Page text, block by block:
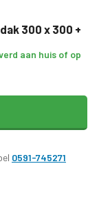
300 x 300 +
aan huis of op
0591-745271